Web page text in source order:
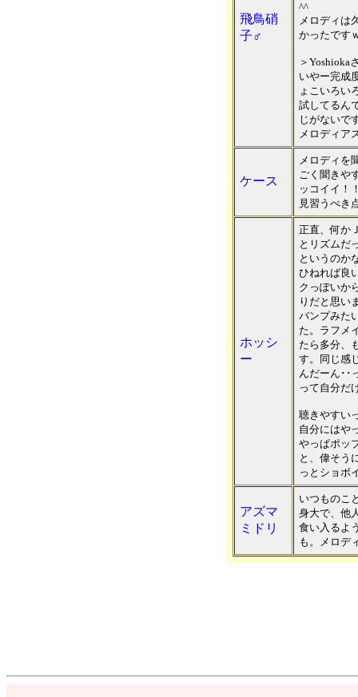
飛鳥硝
子♂
^^
メロディは
かったです
＞Yoshioka
いやー完成
ょこいろい
試してるん
じがないで
メロディア
ケース
メロディを
ごく聞きや
ッコイイ！
見習うべき
ホッシ
ー
正直、何か
とリズムだ
というのか
ひねれば良
クっぽいか
りだと思い
バンプみた
た。ラフメ
たら多分、
す。同じ感
んだーん･･
って自分だ
聴きやすい
自分にはや
やっぱポッ
と、偉そう
っとショボ
アズマ
ミドリ
いつものこ
身大で、他
食い入るよ
も。メロデ